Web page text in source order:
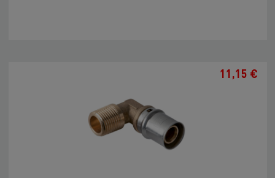
11,15 €